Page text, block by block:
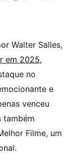
Walter Salles,
em 2025,
no
e
venceu
também
Filme, um